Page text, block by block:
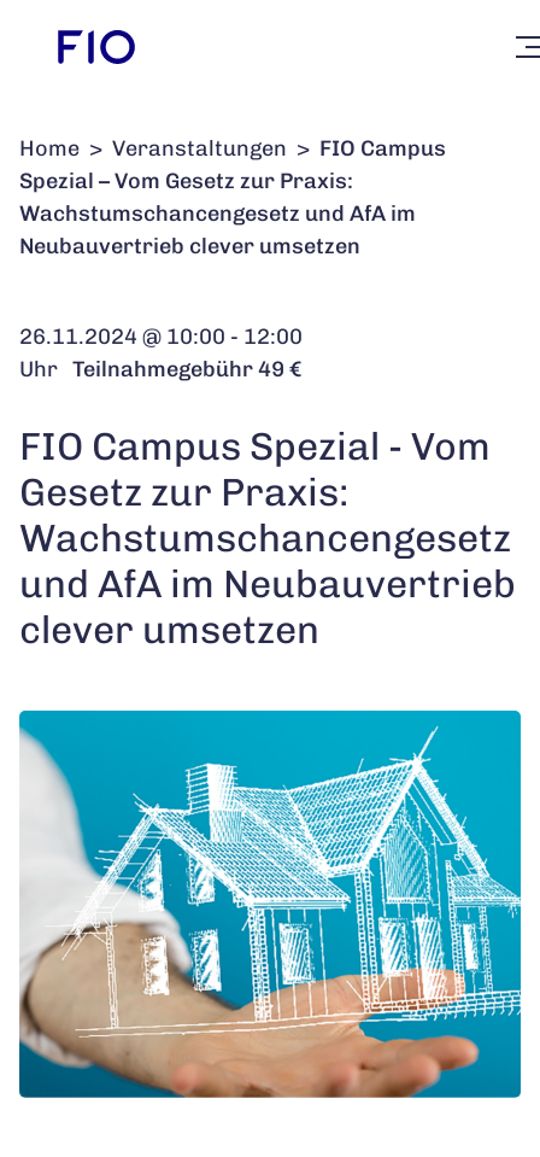
Home > Veranstaltungen > FIO Campus
Spezial – Vom Gesetz zur Praxis:
Wachstumschancengesetz und AfA im
Neubauvertrieb clever umsetzen
26.11.2024 @ 10:00 - 12:00
Uhr Teilnahmegebühr 49 €
FIO Campus Spezial - Vom
Gesetz zur Praxis:
Wachstumschancengesetz
und AfA im Neubauvertrieb
clever umsetzen